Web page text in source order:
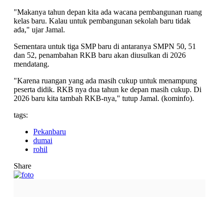
"Makanya tahun depan kita ada wacana pembangunan ruang
kelas baru. Kalau untuk pembangunan sekolah baru tidak
ada," ujar Jamal.
Sementara untuk tiga SMP baru di antaranya SMPN 50, 51
dan 52, penambahan RKB baru akan diusulkan di 2026
mendatang.
"Karena ruangan yang ada masih cukup untuk menampung
peserta didik. RKB nya dua tahun ke depan masih cukup. Di
2026 baru kita tambah RKB-nya," tutup Jamal. (kominfo).
tags:
Pekanbaru
dumai
rohil
Share